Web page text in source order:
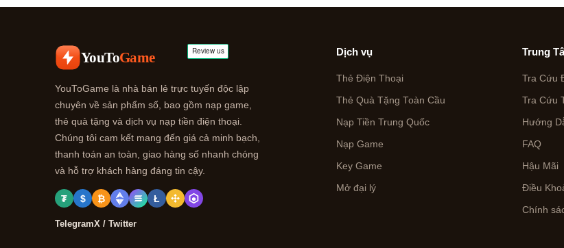
YouToGame
YouToGame là nhà bán lẻ trực tuyến độc lập
chuyên về sản phẩm số, bao gồm nạp game,
thẻ quà tặng và dịch vụ nạp tiền điện thoại.
Chúng tôi cam kết mang đến giá cả minh bạch,
thanh toán an toàn, giao hàng số nhanh chóng
và hỗ trợ khách hàng đáng tin cậy.
₮ $ ₿ Ł
TelegramX / Twitter
Dịch vụ
Thẻ Điện Thoại
Thẻ Quà Tặng Toàn Cầu
Nạp Tiền Trung Quốc
Nạp Game
Key Game
Mở đại lý
Trung
Tra Cứu
Tra Cứu
Hướng
FAQ
Hậu Mãi
Điều
Chính